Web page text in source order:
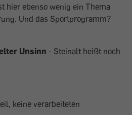
hier ebenso wenig ein Thema
Und das Sportprogramm?
Unsinn - Steinalt heißt noch
keine verarbeiteten